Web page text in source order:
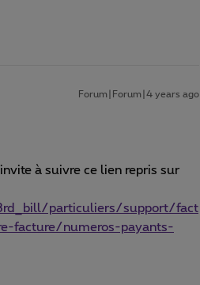
Forum|Forum|4 years ago
à suivre ce lien repris sur
particuliers/support/fact
facture/numeros-payants-